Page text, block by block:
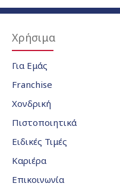
Χρήσιμα
Για Εμάς
Franchise
Χονδρική
Πιστοποιητικά
Ειδικές Τιμές
Καριέρα
Επικοινωνία